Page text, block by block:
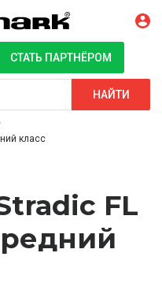
СТАТЬ ПАРТНЁРОМ
НАЙТИ
класс
FL